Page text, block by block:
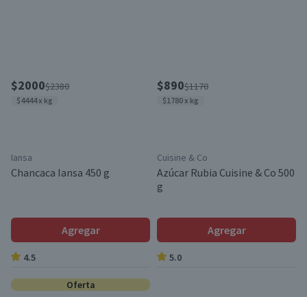
$2000$2380
$4444 x kg
Iansa
Chancaca Iansa 450 g
Agregar
4.5
$890$1170
$1780 x kg
Cuisine & Co
Azúcar Rubia Cuisine & Co 500
g
Agregar
5.0
Oferta